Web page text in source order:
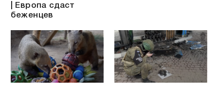
| Европа сдаст
беженцев